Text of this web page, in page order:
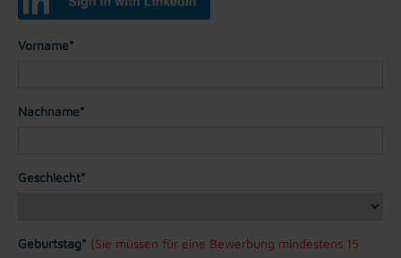
Vorname*
Nachname*
Geschlecht*
Geburtstag* (Sie müssen für eine Bewerbung mindestens 15